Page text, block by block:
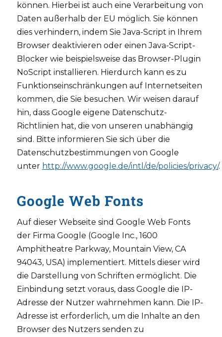
können. Hierbei ist auch eine Verarbeitung von
Daten außerhalb der EU möglich. Sie können
dies verhindern, indem Sie Java-Script in Ihrem
Browser deaktivieren oder einen Java-Script-
Blocker wie beispielsweise das Browser-Plugin
NoScript installieren. Hierdurch kann es zu
Funktionseinschränkungen auf Internetseiten
kommen, die Sie besuchen. Wir weisen darauf
hin, dass Google eigene Datenschutz-
Richtlinien hat, die von unseren unabhängig
sind. Bitte informieren Sie sich über die
Datenschutzbestimmungen von Google
unter http://www.google.de/intl/de/policies/privacy/.
Google Web Fonts
Auf dieser Webseite sind Google Web Fonts
der Firma Google (Google Inc., 1600
Amphitheatre Parkway, Mountain View, CA
94043, USA) implementiert. Mittels dieser wird
die Darstellung von Schriften ermöglicht. Die
Einbindung setzt voraus, dass Google die IP-
Adresse der Nutzer wahrnehmen kann. Die IP-
Adresse ist erforderlich, um die Inhalte an den
Browser des Nutzers senden zu